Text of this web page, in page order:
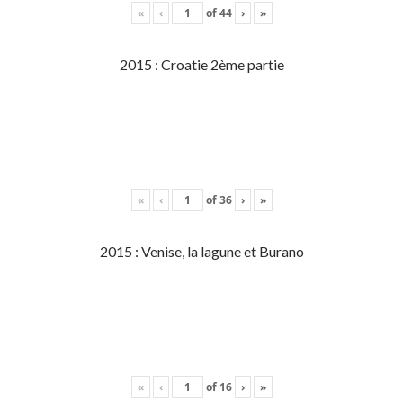
« ‹ of44 › »
2015 : Croatie 2ème partie
« ‹ of36 › »
2015 : Venise, la lagune et Burano
« ‹ of 16 › »